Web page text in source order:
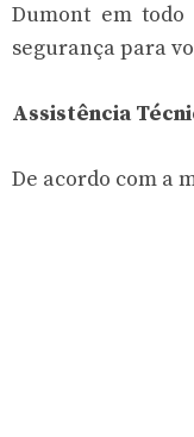
Dumont em
segurança para
Assistência
De acordo com a